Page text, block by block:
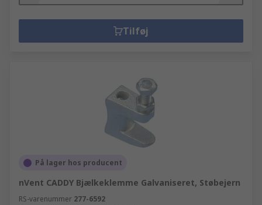
Tilføj
På lager hos producent
nVent CADDY Bjælkeklemme Galvaniseret, Støbejern
RS-varenummer 277-6592